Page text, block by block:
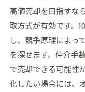
高値売却を目指すな
取方式が有効です。
し、競争原理によっ
を探せます。仲介手
で売却できる可能性
化したい場合には、